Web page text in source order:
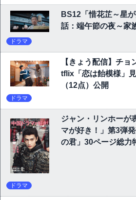
BS12「惜花芷～星
話：端午節の夜～家
ドラマ
【きょう配信】チ
tflix「恋は飴模様」
（12点）公開
ドラマ
ジャン・リンホーが
マが好き！」第3弾
の君」30ページ総力
ドラマ